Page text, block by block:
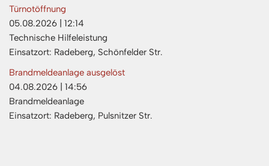
Türnotöffnung
05.08.2026
12:14
Technische Hilfeleistung
Einsatzort: Radeberg, Schönfelder Str.
Brandmeldeanlage ausgelöst
04.08.2026
14:56
Brandmeldeanlage
Einsatzort: Radeberg, Pulsnitzer Str.